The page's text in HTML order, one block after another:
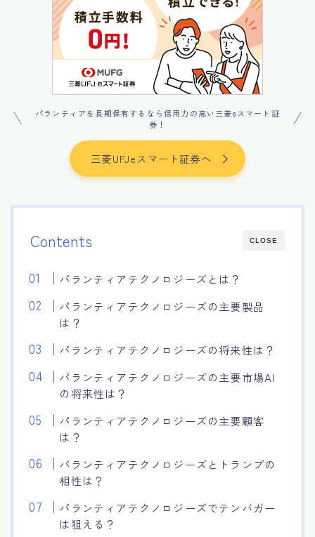
パランティアを長期保有するなら信用力の高い三菱eスマート証
券！
三菱UFJeスマート証券へ
CLOSE
Contents
パランティアテクノロジーズとは？
パランティアテクノロジーズの主要製品
は？
パランティアテクノロジーズの将来性は？
パランティアテクノロジーズの主要市場AI
の将来性は？
パランティアテクノロジーズの主要顧客
は？
パランティアテクノロジーズとトランプの
相性は？
パランティアテクノロジーズでテンバガー
は狙える？